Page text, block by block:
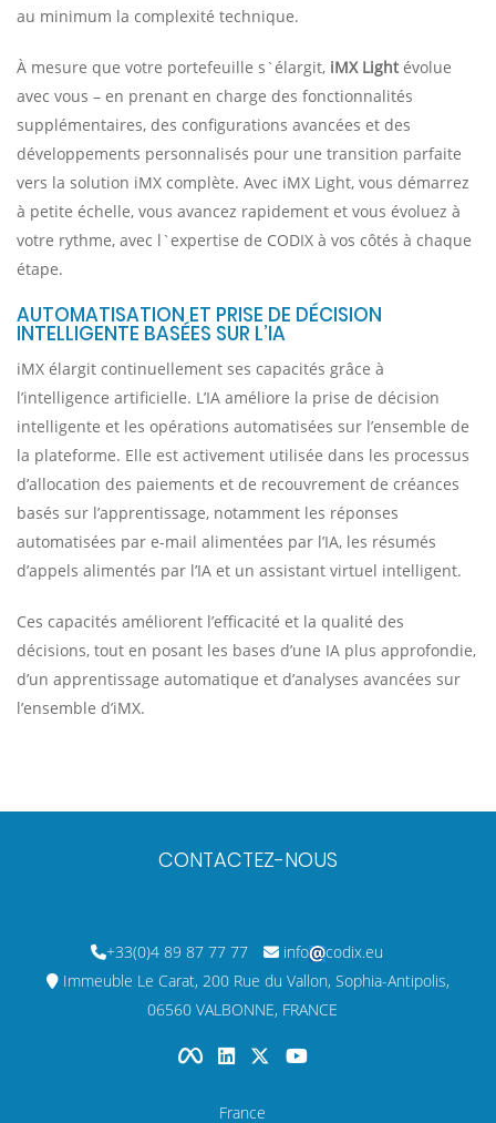
au minimum la complexité technique.
À mesure que votre portefeuille s`élargit, iMX Lightévolue
avec vous – en prenant en charge des fonctionnalités
supplémentaires, des configurations avancées et des
développements personnalisés pour une transition parfaite
vers la solution iMX complète. Avec iMX Light, vous démarrez
à petite échelle, vous avancez rapidement et vous évoluez à
votre rythme, avec l`expertise de CODIX à vos côtés à chaque
étape.
AUTOMATISATION ET PRISE DE DÉCISION
INTELLIGENTE BASÉES SUR L’IA
iMX élargit continuellement ses capacités grâce à
l’intelligence artificielle. L’IA améliore la prise de décision
intelligente et les opérations automatisées sur l’ensemble de
la plateforme. Elle est activement utilisée dans les processus
d’allocation des paiements et de recouvrement de créances
basés sur l’apprentissage, notamment les réponses
automatisées par e-mail alimentées par l’IA, les résumés
d’appels alimentés par l’IA et un assistant virtuel intelligent.
Ces capacités améliorent l’efficacité et la qualité des
décisions, tout en posant les bases d’une IA plus approfondie,
d’un apprentissage automatique et d’analyses avancées sur
l’ensemble d’iMX.
CONTACTEZ-NOUS
+33(0)4 89 87 77 77 info
codix.eu
Immeuble Le Carat, 200 Rue du Vallon, Sophia-Antipolis,
06560 VALBONNE, FRANCE
France